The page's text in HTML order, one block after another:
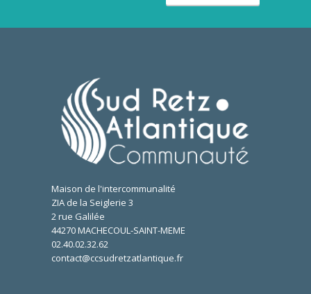
Maison de l'intercommunalité
ZIA de la Seiglerie 3
2 rue Galilée
44270 MACHECOUL-SAINT-MEME
02.40.02.32.62
contact@ccsudretzatlantique.fr